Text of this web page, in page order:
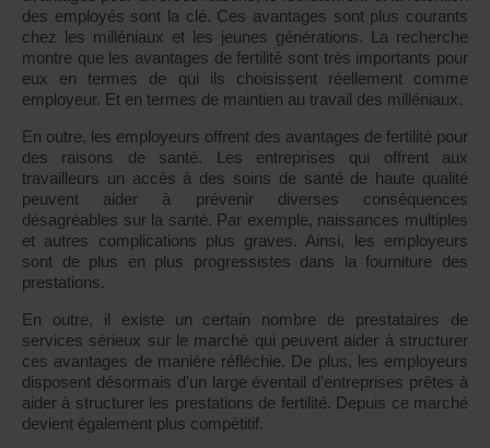
des employés sont la clé. Ces avantages sont plus courants
chez les milléniaux et les jeunes générations. La recherche
montre que les avantages de fertilité sont très importants pour
eux en termes de qui ils choisissent réellement comme
employeur. Et en termes de maintien au travail des milléniaux.
En outre, les employeurs offrent des avantages de fertilité pour
des raisons de santé. Les entreprises qui offrent aux
travailleurs un accès à des soins de santé de haute qualité
peuvent aider à prévenir diverses conséquences
désagréables sur la santé. Par exemple, naissances multiples
et autres complications plus graves. Ainsi, les employeurs
sont de plus en plus progressistes dans la fourniture des
prestations.
En outre, il existe un certain nombre de prestataires de
services sérieux sur le marché qui peuvent aider à structurer
ces avantages de manière réfléchie. De plus, les employeurs
disposent désormais d'un large éventail d'entreprises prêtes à
aider à structurer les prestations de fertilité. Depuis ce marché
devient également plus compétitif.